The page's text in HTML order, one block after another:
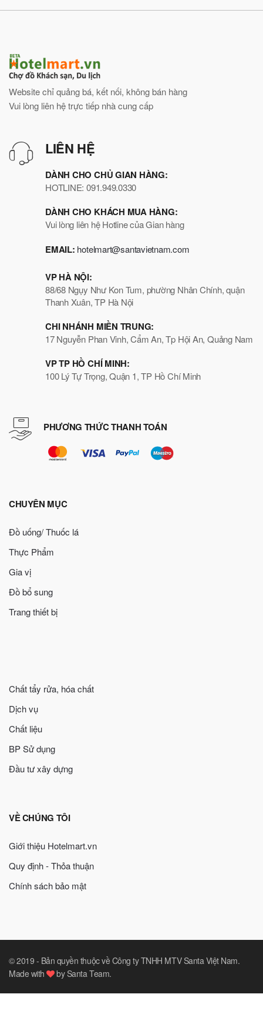
Website chỉ quảng bá, kết nối, không bán hàng
Vui lòng liên hệ trực tiếp nhà cung cấp
LIÊN HỆ
DÀNH CHO CHỦ GIAN HÀNG:
HOTLINE: 091.949.0330
DÀNH CHO KHÁCH MUA HÀNG:
Vui lòng liên hệ Hotline của Gian hàng
EMAIL: hotelmart@santavietnam.com
VP HÀ NỘI:
88/68 Ngụy Như Kon Tum, phường Nhân Chính, quận
Thanh Xuân, TP Hà Nội
CHI NHÁNH MIỀN TRUNG:
17 Nguyễn Phan Vinh, Cẩm An, Tp Hội An, Quảng Nam
VP TP HỒ CHÍ MINH:
100 Lý Tự Trọng, Quận 1, TP Hồ Chí Minh
PHƯƠNG THỨC THANH TOÁN
CHUYÊN MỤC
Đồ uống/ Thuốc lá
Thực Phẩm
Gia vị
Đồ bổ sung
Trang thiết bị
Chất tẩy rửa, hóa chất
Dịch vụ
Chất liệu
BP Sử dụng
Đầu tư xây dựng
VỀ CHÚNG TÔI
Giới thiệu Hotelmart.vn
Quy định - Thỏa thuận
Chính sách bảo mật
© 2019 - Bản quyền thuộc về Công ty TNHH MTV Santa Việt Nam.
Made with
by Santa Team.